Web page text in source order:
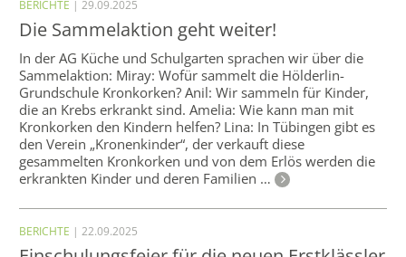
BERICHTE | 29.09.2025
Die Sammelaktion geht weiter!
In der AG Küche und Schulgarten sprachen wir über die
Sammelaktion: Miray: Wofür sammelt die Hölderlin-
Grundschule Kronkorken? Anil: Wir sammeln für Kinder,
die an Krebs erkrankt sind. Amelia: Wie kann man mit
Kronkorken den Kindern helfen? Lina: In Tübingen gibt es
den Verein „Kronenkinder“, der verkauft diese
gesammelten Kronkorken und von dem Erlös werden die
erkrankten Kinder und deren Familien …
BERICHTE | 22.09.2025